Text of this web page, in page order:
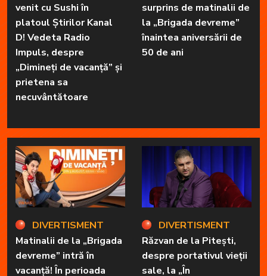
venit cu Sushi în
platoul Știrilor Kanal
D! Vedeta Radio
Impuls, despre
„Dimineți de vacanță” și
prietena sa
necuvântătoare
DIVERTISMENT
Matinalii de la „Brigada
devreme” intră în
vacanță! În perioada
surprins de matinalii de
la „Brigada devreme”
înaintea aniversării de
50 de ani
DIVERTISMENT
Răzvan de la Pitești,
despre portativul vieții
sale, la „În